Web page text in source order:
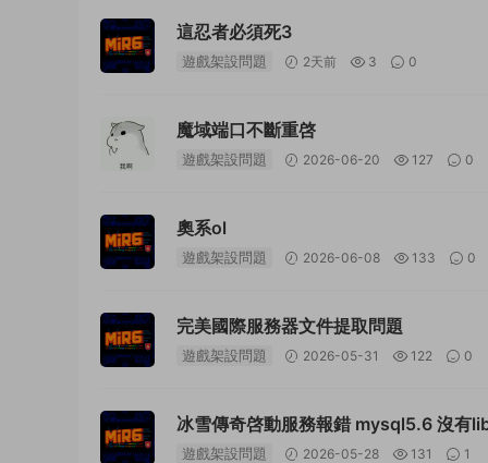
這忍者必須死3
遊戲架設問題 2天前 3 0
魔域端口不斷重啓
遊戲架設問題 2026-06-20 127 0
奧系ol
遊戲架設問題 2026-06-08 133 0
完美國際服務器文件提取問題
遊戲架設問題 2026-05-31 122 0
遊戲架設問題 2026-05-28 131 1